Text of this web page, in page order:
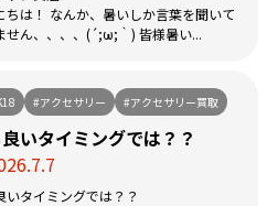
ちは！ なんか、暑いしか言葉を聞いて
せん、、、、(´;ω;｀) 皆様暑い...
#アクセサリー #アクセサリー買取
いタイミングでは？？
いタイミングでは？？